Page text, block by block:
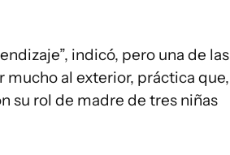
indicó, pero una de las
al exterior, práctica que,
su rol de madre de tres niñas